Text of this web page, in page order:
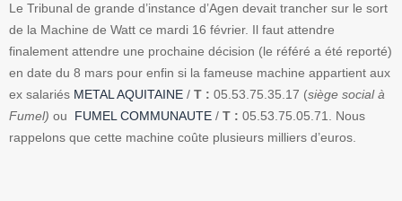
Le Tribunal de grande d’instance d’Agen devait trancher sur le sort
de la Machine de Watt ce mardi 16 février. Il faut attendre
finalement attendre une prochaine décision (le référé a été reporté)
en date du 8 mars pour enfin si la fameuse machine appartient aux
ex salariés METAL AQUITAINE / T : 05.53.75.35.17 (siège social à
Fumel) ou FUMEL COMMUNAUTE / T : 05.53.75.05.71. Nous
rappelons que cette machine coûte plusieurs milliers d’euros.